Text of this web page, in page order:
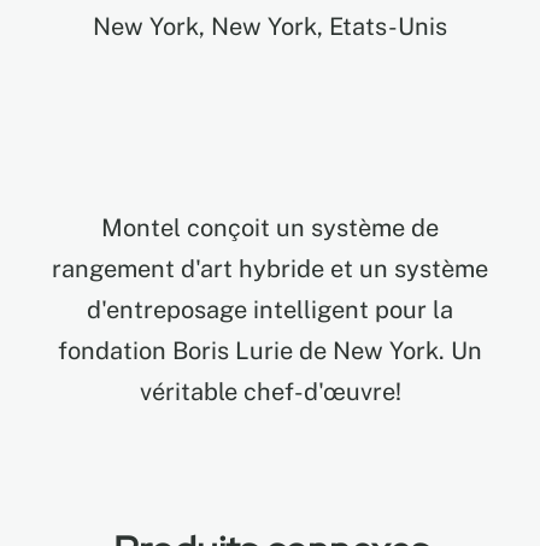
New York, New York, Etats-Unis
Montel conçoit un système de
rangement d'art hybride et un système
d'entreposage intelligent pour la
fondation Boris Lurie de New York. Un
véritable chef-d'œuvre!